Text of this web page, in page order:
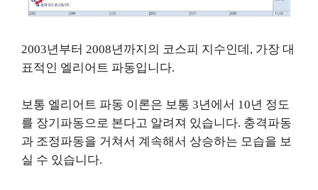
2003년부터 2008년까지의 코스피 지수인데, 가장 대
표적인 엘리어트 파동입니다.
보통 엘리어트 파동 이론은 보통 3년에서 10년 정도
를 장기파동으로 본다고 알려져 있습니다. 충격파동
과 조정파동을 거쳐서 계속해서 상승하는 모습을 보
실 수 있습니다.